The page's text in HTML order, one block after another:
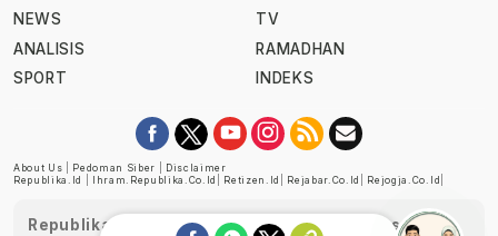
NEWS
ANALISIS
SPORT
TV
RAMADHAN
INDEKS
About Us Pedoman Siber
Disclaimer
Republika.id
Ihram.republika.co.id Retizen.id Rejabar.co.id Rejogja.co.id
Republika telah diverifikasi oleh Dewan Pers